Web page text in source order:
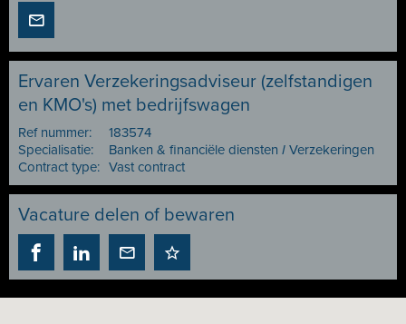
Ervaren Verzekeringsadviseur (zelfstandigen
en KMO's) met bedrijfswagen
Ref nummer:
183574
Specialisatie:
Banken & financiële diensten I Verzekeringen
Contract type: Vast contract
Vacature delen of bewaren